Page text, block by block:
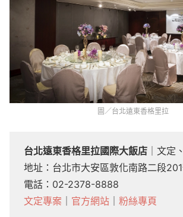
圖／台北遠東香格里拉
台北遠東香格里拉國際大飯店 ｜文定
地址：台北市大安區敦化南路二段
電話：02-2378-8888
文定專案
官方網站 粉絲專頁